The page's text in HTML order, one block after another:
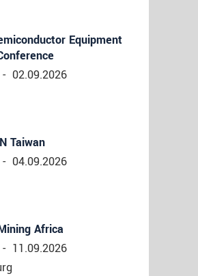
Equipment
- 02.09.2026
Taiwan
- 04.09.2026
Africa
- 11.09.2026